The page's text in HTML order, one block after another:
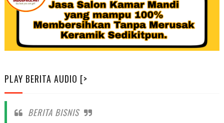
PLAY BERITA AUDIO [>
BERITA BISNIS